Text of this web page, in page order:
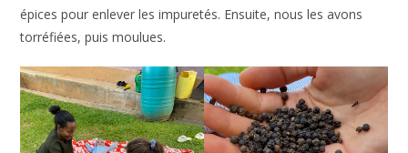
épices pour enlever les impuretés. Ensuite, nous les avons
torréfiées, puis moulues.